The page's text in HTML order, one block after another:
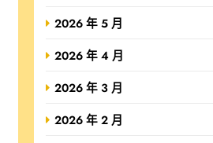
2026 年 5 月
2026 年 4 月
2026 年 3 月
2026 年 2 月